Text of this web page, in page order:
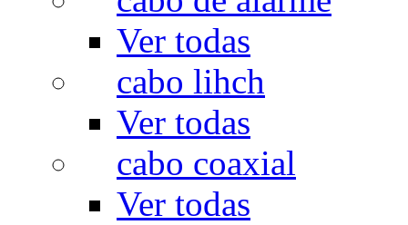
Ver todas
cabo lihch
Ver todas
cabo coaxial
Ver todas